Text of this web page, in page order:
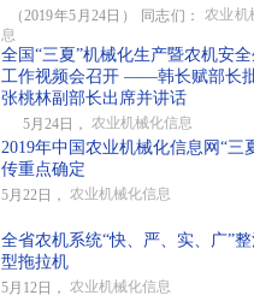
（2019年5月24日） 同志们： 农业机
息
全国“三夏”机械化生产暨农机安
工作视频会召开 ——韩长赋部长批
张桃林副部长出席并讲话
5月24日， 农业机械化信息
2019年中国农业机械化信息网“三
传重点确定
5月22日， 农业机械化信息
全省农机系统“快、严、实、广”
型拖拉机
5月12日， 农业机械化信息